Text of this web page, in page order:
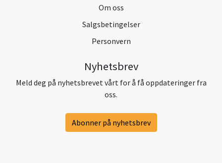
Om oss
Salgsbetingelser
Personvern
Nyhetsbrev
Meld deg på nyhetsbrevet vårt for å få oppdateringer fra
oss.
Abonner på nyhetsbrev